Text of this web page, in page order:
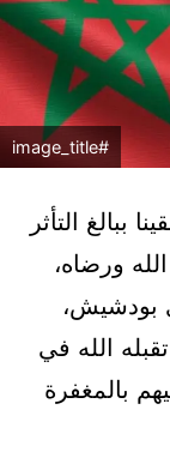
#image_title
ببالغ التأثر
ورضاه،
بودشيش،
الله في
بالمغفرة